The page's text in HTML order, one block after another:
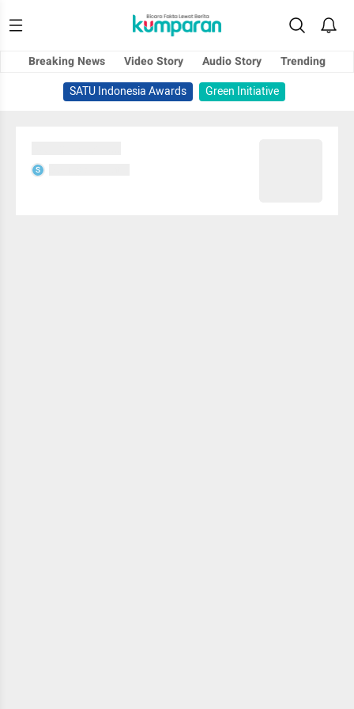
Breaking News Video Story Audio Story
Trending
SATU Indonesia Awards
Green Initiative
S